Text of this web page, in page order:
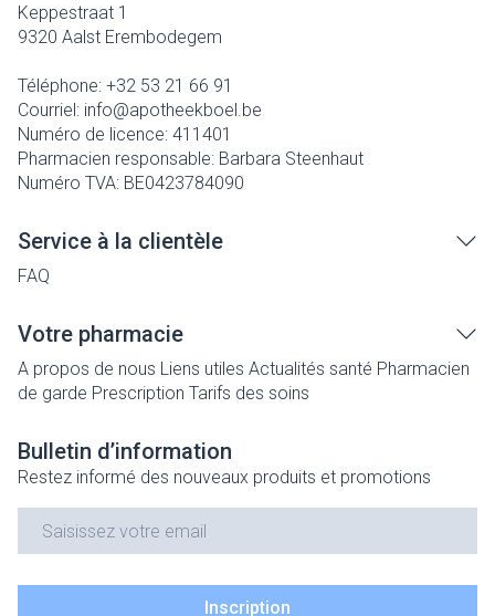
Keppestraat 1
9320 Aalst Erembodegem
Téléphone: +32 53 21 66 91
Courriel: info@apotheekboel.be
Numéro de licence: 411401
Pharmacien responsable: Barbara Steenhaut
Numéro TVA: BE0423784090
Service à la clientèle
FAQ
Votre pharmacie
A propos de nous Liens utiles Actualités santé Pharmacien
de garde Prescription Tarifs des soins
Bulletin d’information
Restez informé des nouveaux produits et promotions
Inscription